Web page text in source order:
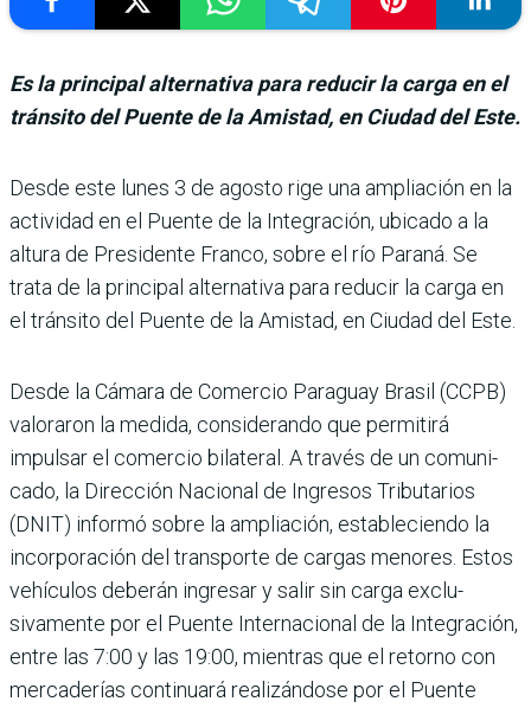
Es la principal alternativa para reducir la carga en el
tránsito del Puente de la Amistad, en Ciudad del Este.
Desde este lunes 3 de agosto rige una ampliación en la
acti­vidad en el Puente de la Inte­gración, ubicado a la
altura de Presidente Franco, sobre el río Paraná. Se
trata de la prin­cipal alternativa para redu­cir la carga en
el tránsito del Puente de la Amistad, en Ciu­dad del Este.
Desde la Cámara de Comercio Paraguay Brasil (CCPB)
valoraron la medida, considerando que permitirá
impulsar el comercio bilate­ral. A través de un comuni­
cado, la Dirección Nacional de Ingresos Tributarios
(DNIT) informó sobre la ampliación, estableciendo la
incorporación del transporte de cargas meno­res. Estos
vehículos deberán ingresar y salir sin carga exclu­
sivamente por el Puente Inter­nacional de la Integración,
entre las 7:00 y las 19:00, mien­tras que el retorno con
merca­derías continuará realizándose por el Puente